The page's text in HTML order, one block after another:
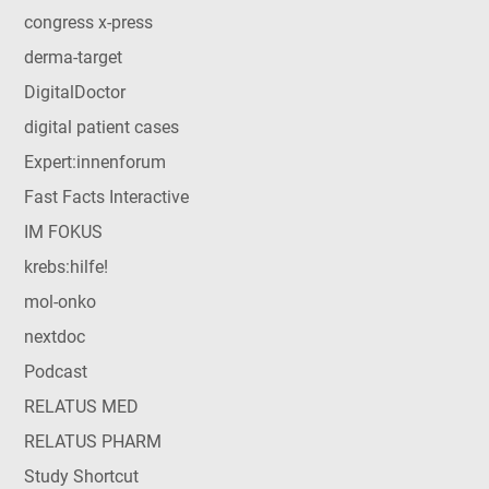
congress x-press
derma-target
DigitalDoctor
digital patient cases
Expert:innenforum
Fast Facts Interactive
IM FOKUS
krebs:hilfe!
mol-onko
nextdoc
Podcast
RELATUS MED
RELATUS PHARM
Study Shortcut